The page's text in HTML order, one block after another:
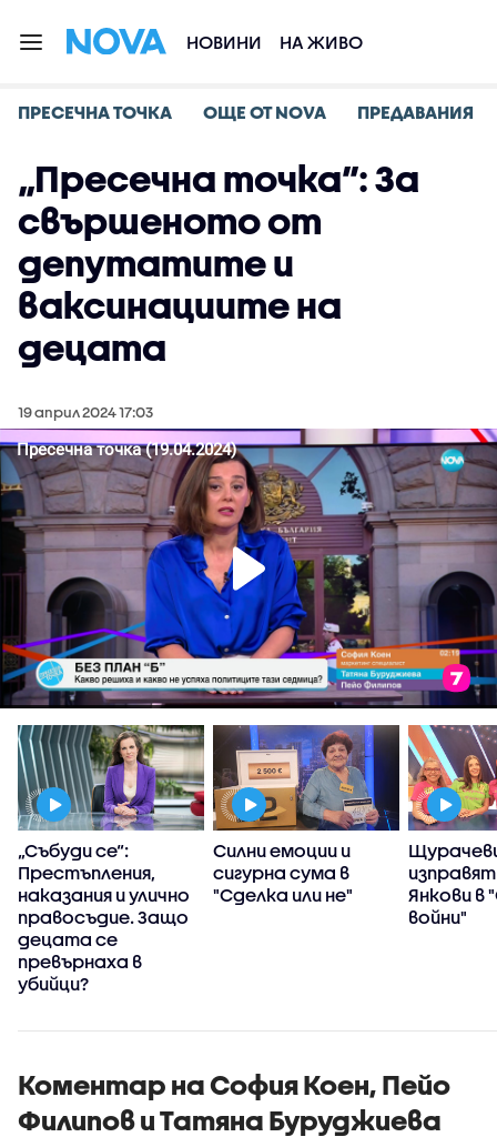
НОВИНИ НА ЖИВО
ПРЕСЕЧНА ТОЧКА ОЩЕ ОТ NOVA ПРЕДАВАНИЯ
„Пресечна точка”: За
свършеното от
депутатите и
ваксинациите на
децата
19 април 2024 17:03
„Събуди се“:
Престъпления,
наказания и улично
правосъдие. Защо
децата се
превърнаха в
убийци?
Силни емоции и
сигурна сума в
"Сделка или не"
Янкови в
войни"
Коментар на София Коен, Пейо
Филипов и Татяна Буруджиева